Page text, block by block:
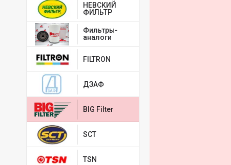
НЕВСКИЙ
ФИЛЬТР
Фильтры-
аналоги
FILTRON
ДЗАФ
BIG Filter
SCT
TSN